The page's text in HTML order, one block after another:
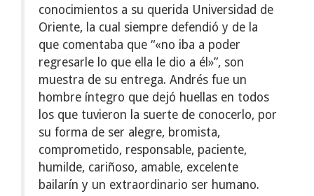
conocimientos a su querida Universidad de
Oriente, la cual siempre defendió y de la
que comentaba que «no iba a poder
regresarle lo que ella le dio a él» , son
muestra de su entrega. Andrés fue un
hombre íntegro que dejó huellas en todos
los que tuvieron la suerte de conocerlo, por
su forma de ser alegre, bromista,
comprometido, responsable, paciente,
humilde, cariñoso, amable, excelente
bailarín y un extraordinario ser humano.